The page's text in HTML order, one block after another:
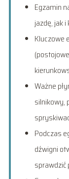
Egzamin
jazdę, jak
Kluczowe
Ważne
silnikowy,
Podczas
dźwigni
sprawdzić